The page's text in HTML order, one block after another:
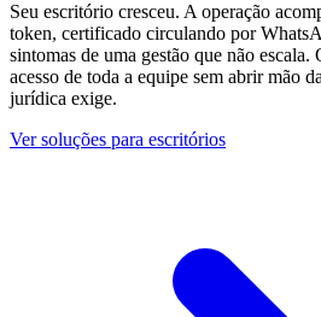
Seu escritório cresceu. A operação
token, certificado circulando por
sintomas de uma gestão que não
acesso de toda a equipe sem abrir mão
jurídica exige.
Ver soluções para escritórios